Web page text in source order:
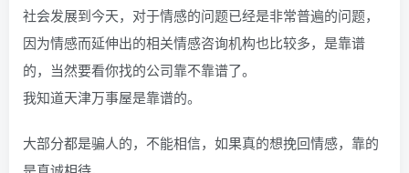
社会发展到今天，对于情感的问题已经是非常普遍的问题，
因为情感而延伸出的相关情感咨询机构也比较多，是靠谱
的，当然要看你找的公司靠不靠谱了。
我知道天津万事屋是靠谱的。
大部分都是骗人的，不能相信，如果真的想挽回情感，靠的